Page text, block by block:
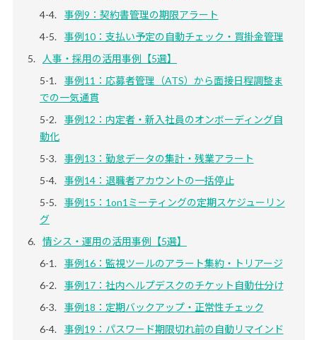
事例9：契約書管理の期限アラート
事例10：支払い予定の自動チェック・買掛金管理
人事・採用の活用事例【5選】
事例11：応募者管理（ATS）から面接日程調整ま
での一気通貫
事例12：内定者・新入社員のオンボーディング自
動化
事例13：勤怠データの集計・残業アラート
事例14：退職者アカウントの一括停止
事例15：1on1ミーティングの定期スケジューリン
グ
情シス・運用の活用事例【5選】
事例16：監視ツールのアラート集約・トリアージ
事例17：社内ヘルプデスクのチケット自動仕分け
事例18：定期バックアップ・正常性チェック
事例19：パスワード期限切れ前の自動リマインド